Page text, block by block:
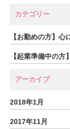
カテゴリー
【お勤めの方】
【起業準備中の方
アーカイブ
2018年1月
2017年11月